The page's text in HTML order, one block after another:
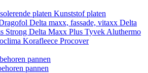
platen Kunststof platen
Delta maxx, fassade, vitaxx Delta
Strong Delta Maxx Plus Tyvek Aluthermo
Korafleece Procover
pannen
pannen